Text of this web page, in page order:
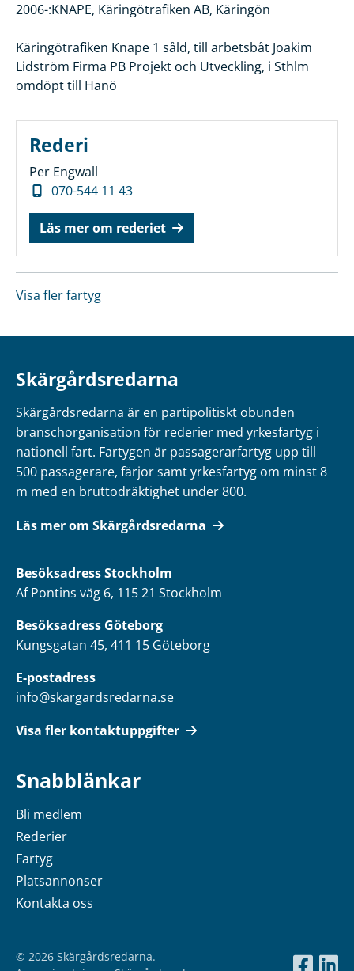
2006-:KNAPE, Käringötrafiken AB, Käringön
Käringötrafiken Knape 1 såld, till arbetsbåt Joakim
Lidström Firma PB Projekt och Utveckling, i Sthlm
omdöpt till Hanö
Rederi
Per Engwall
070-544 11 43
Läs mer om rederiet
Visa fler fartyg
Skärgårdsredarna
Skärgårdsredarna är en partipolitiskt obunden
branschorganisation för rederier med yrkesfartyg i
nationell fart. Fartygen är passagerarfartyg upp till
500 passagerare, färjor samt yrkesfartyg om minst 8
m med en bruttodräktighet under 800.
Läs mer om Skärgårdsredarna
BesöksadressStockholm
Af Pontins väg 6, 115 21 Stockholm
Besöksadress Göteborg
Kungsgatan 45, 411 15 Göteborg
E-postadress
info@skargardsredarna.se
Visa fler kontaktuppgifter
Snabblänkar
Bli medlem
Rederier
Fartyg
Platsannonser
Kontakta oss
© 2026 Skärgårdsredarna.